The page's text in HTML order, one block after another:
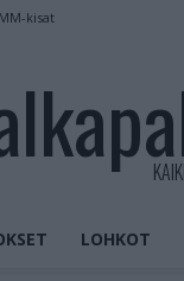
kisat
LOHKOT